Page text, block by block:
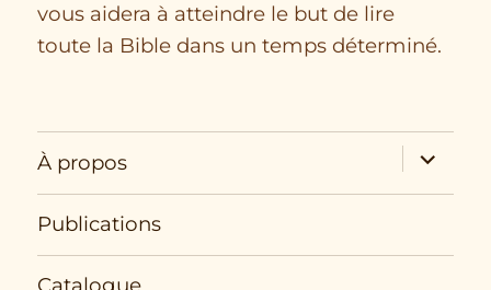
vous aidera à atteindre le but de lire
toute la Bible dans un temps déterminé.
À propos
expand
child
Publications